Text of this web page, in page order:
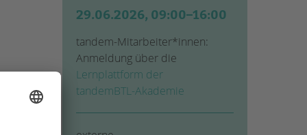
29.06.2026, 09:00–16:00
tandem-Mitarbeiter*innen:
Anmeldung über die
Lernplattform der
tandemBTL-Akademie